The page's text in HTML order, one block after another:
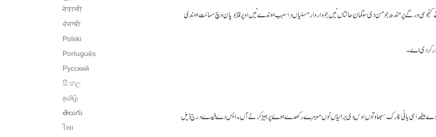
नेपाली
ਪੰਜਾਬੀ
Polski
Português
Русский
සිංහල
தமிழ்
తెలుగు
ไทย
ورگے پرتندھ جو من دی سوگمان حالتاں نیں جو وار وار مسلیاں دا سبب ہوندے نیں اوپر قابو پان وچ سہائت ہوندی
کردی اے۔
اسی ہانی کارک سبھاو توں اوس دی برائیاں نوں موہرے رکھدے ہوۓ پرہیز کرنے آں ۔ ایس دے فیدے درج ذیل